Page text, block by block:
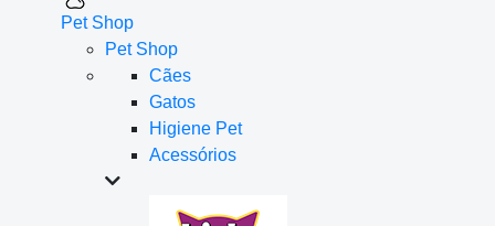
Pet Shop
Pet Shop
Cães
Gatos
Higiene Pet
Acessórios